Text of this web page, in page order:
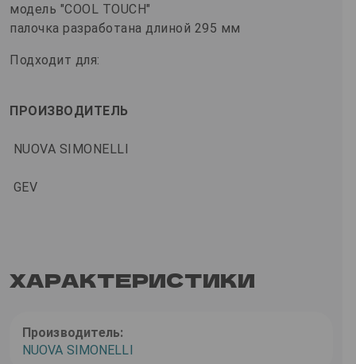
модель "COOL TOUCH"
палочка разработана длиной 295 мм
Подходит для:
ПРОИЗВОДИТЕЛЬ
NUOVA SIMONELLI
GEV
ХАРАКТЕРИСТИКИ
Производитель:
NUOVA SIMONELLI